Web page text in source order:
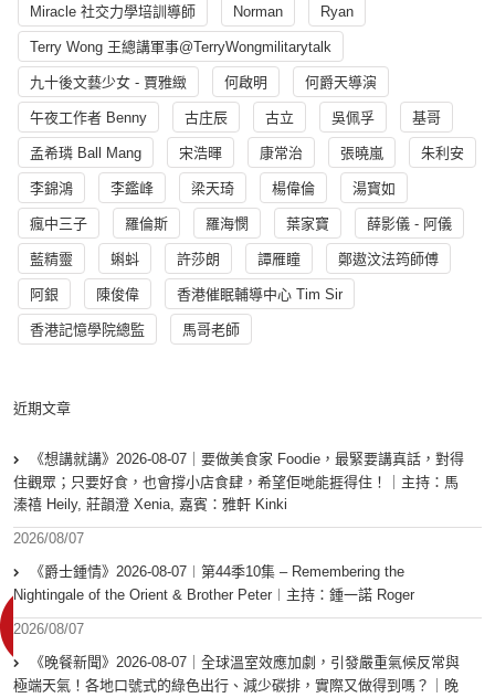
Miracle 社交力學培訓導師 Norman Ryan
Terry Wong 王總講軍事@TerryWongmilitarytalk
九十後文藝少女 - 賈雅緻 何啟明 何爵天導演
午夜工作者 Benny 古庄辰 古立 吳佩孚 基哥
孟希璘 Ball Mang 宋浩暉 康常治 張曉嵐 朱利安
李錦鴻 李鑑峰 梁天琦 楊偉倫 湯寳如
瘋中三子 羅倫斯 羅海憫 葉家寶 薛影儀 - 阿儀
藍精靈 蝌蚪 許莎朗 譚雁瞳 鄭遨汶法筠師傅
阿銀 陳俊偉 香港催眠輔導中心 Tim Sir
香港記憶學院總監 馬哥老師
近期文章
《想講就講》2026-08-07｜要做美食家 Foodie，最緊要講真話，對得
住觀眾；只要好食，也會撐小店食肆，希望佢哋能捱得住！｜主持：馬
溱禧 Heily, 莊韻澄 Xenia, 嘉賓：雅軒 Kinki
2026/08/07
《爵士鍾情》2026-08-07︱第44季10集 – Remembering the
Nightingale of the Orient & Brother Peter︱主持：鍾一諾 Roger
2026/08/07
《晚餐新聞》2026-08-07｜全球溫室效應加劇，引發嚴重氣候反常與
極端天氣！各地口號式的綠色出行、減少碳排，實際又做得到嗎？｜晚